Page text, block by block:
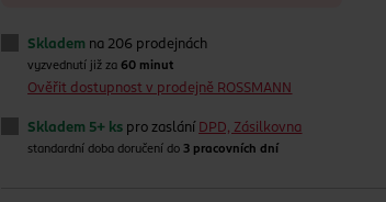
Skladem na 206 prodejnách
vyzvednutí již za60 minut
Ověřit dostupnost v prodejně ROSSMANN
Skladem 5+ ks pro zaslání DPD, Zásilkovna
standardní doba doručení do 3 pracovních dní